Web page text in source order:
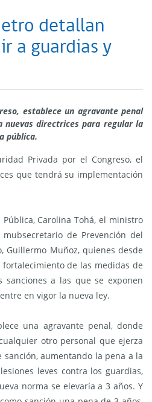
detallan
a guardias y
establece un agravante penal
directrices para regular la
pública.
Privada por el Congreso, el
que tendrá su implementación
Carolina Tohá, el ministro
de Prevención del
Guillermo Muñoz, quienes desde
de las medidas de
a las que se exponen
en vigor la nueva ley.
una agravante penal, donde
otro personal que ejerza
aumentando la pena a la
leves contra los guardias,
norma se elevaría a 3 años. Y